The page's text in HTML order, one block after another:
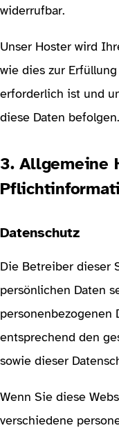
widerrufbar.
Unser Hoster wird
wie dies zur
erforderlich ist und
diese Daten befolgen.
3. Allgemeine
Datenschutz
Die Betreiber dieser
persönlichen Daten
personenbezogenen
entsprechend den
sowie dieser
Wenn Sie diese
verschiedene